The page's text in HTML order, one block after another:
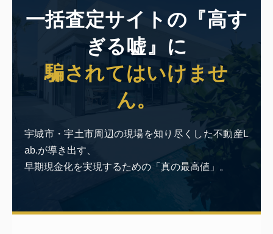
一括査定サイトの『高す
ぎる嘘』に
騙されてはいけませ
ん。
宇城市・宇土市周辺の現場を知り尽くした不動産L
ab.が導き出す、
早期現金化を実現するための「真の最高値」。